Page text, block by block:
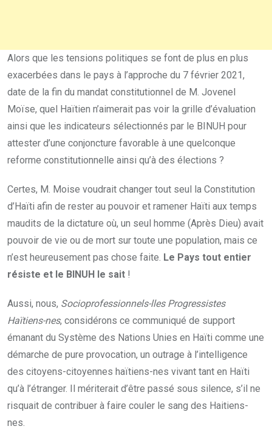
Alors que les tensions politiques se font de plus en plus
exacerbées dans le pays à l’approche du 7 février 2021,
date de la fin du mandat constitutionnel de M. Jovenel
Moïse, quel Haïtien n’aimerait pas voir la grille d’évaluation
ainsi que les indicateurs sélectionnés par le BINUH pour
attester d’une conjoncture favorable à une quelconque
reforme constitutionnelle ainsi qu’à des élections ?
Certes, M. Moise voudrait changer tout seul la Constitution
d’Haïti afin de rester au pouvoir et ramener Haïti aux temps
maudits de la dictature où, un seul homme (Après Dieu) avait
pouvoir de vie ou de mort sur toute une population, mais ce
n’est heureusement pas chose faite. Le Pays tout entier
résiste et le BINUH le sait !
Aussi, nous, Socioprofessionnels-lles Progressistes
Haïtiens-nes, considérons ce communiqué de support
émanant du Système des Nations Unies en Haïti comme une
démarche de pure provocation, un outrage à l’intelligence
des citoyens-citoyennes haïtiens-nes vivant tant en Haïti
qu’à l’étranger. Il mériterait d’être passé sous silence, s’il ne
risquait de contribuer à faire couler le sang des Haitiens-
nes.